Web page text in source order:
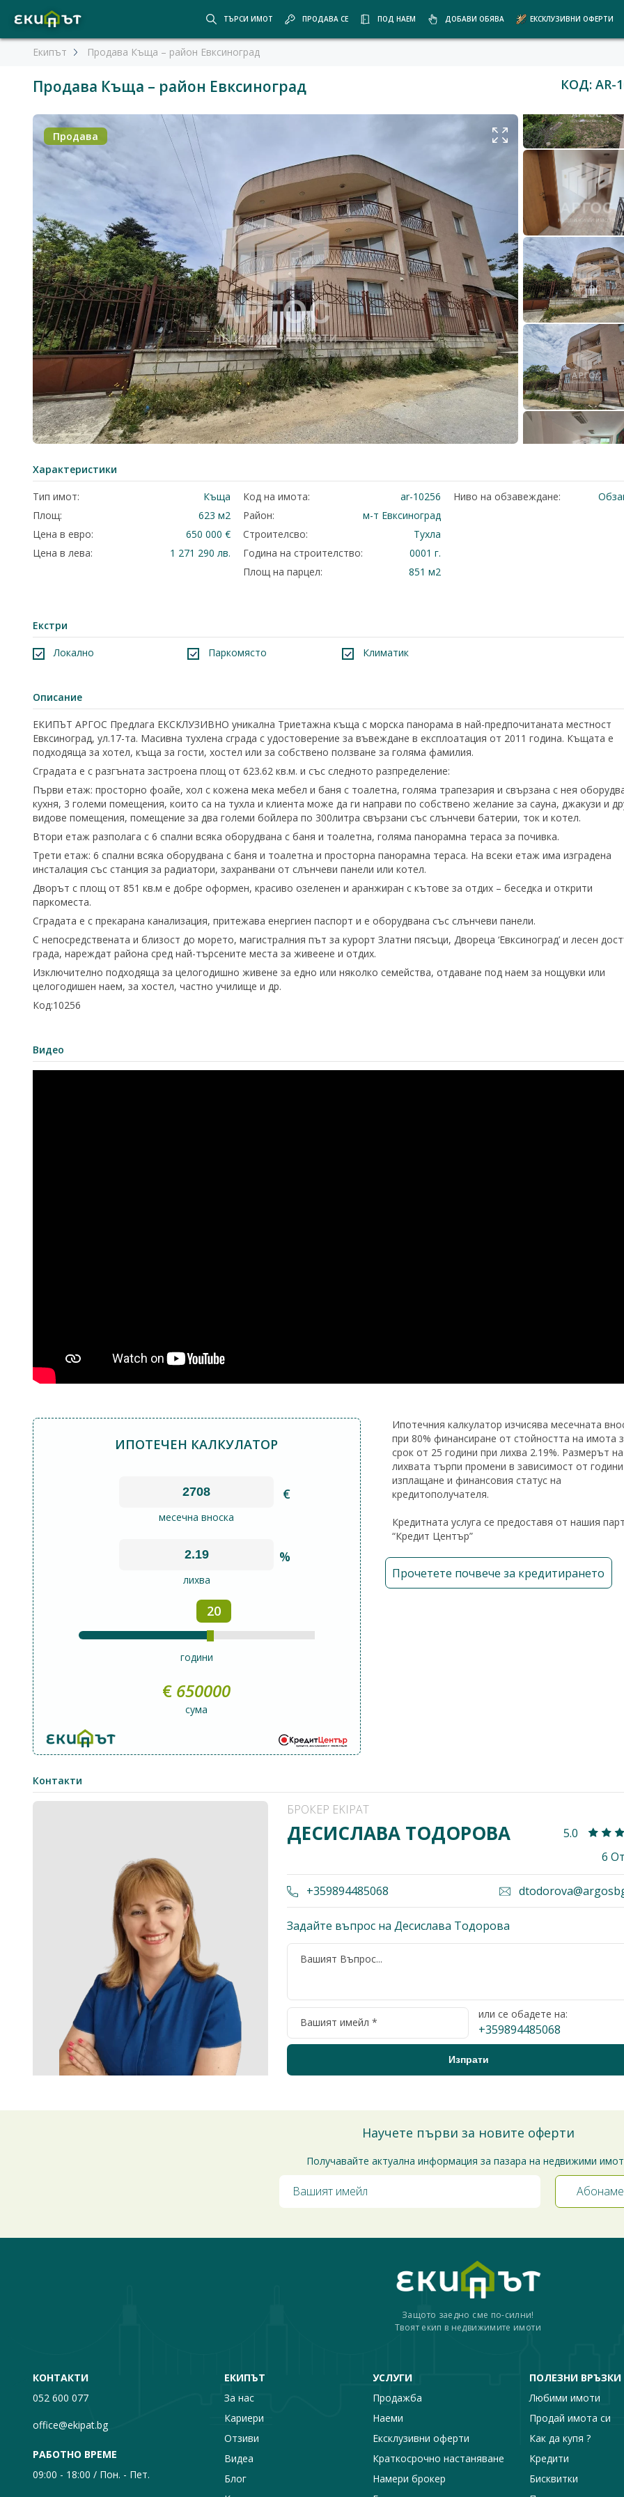
ТЪРСИ ИМОТ ПРОДАВА СЕ ПОД НАЕМ ДОБАВИ ОБЯВА ЕКСКЛУЗИВНИ ОФЕРТИ
Екипът Продава Къща – район Евксиноград
Продава Къща – район Евксиноград КОД: AR-
Продава
Характеристики
Тип имот:
Къща
Площ:
623 м2
Цена в евро:
650 000 €
Цена в лева:
1 271 290 лв.
Код на имота:
ar-10256
Район:
м-т Евксиноград
Строителсво:
Тухла
Година на строителство:
0001 г.
Площ на парцел:
851 м2
Ниво на обзавеждане:
Екстри
Локално Паркомясто Климатик
Описание
ЕКИПЪТ АРГОС Предлага ЕКСКЛУЗИВНО уникална Триетажна къща с морска панорама в най-предпочитаната местност
Евксиноград, ул.17-та. Масивна тухлена сграда с удостоверение за въвеждане в експлоатация от 2011 година. Къщата е
подходяща за хотел, къща за гости, хостел или за собствено ползване за голяма фамилия.
Сградата е с разгъната застроена площ от 623.62 кв.м. и със следното разпределение:
Първи етаж: просторно фоайе, хол с кожена мека мебел и баня с тоалетна, голяма трапезария и свързана с нея
кухня, 3 големи помещения, които са на тухла и клиента може да ги направи по собствено желание за сауна, джакузи и
видове помещения, помещение за два големи бойлера по 300литра свързани със слънчеви батерии, ток и котел.
Втори етаж разполага с 6 спални всяка оборудвана с баня и тоалетна, голяма панорамна тераса за почивка.
Трети етаж: 6 спални всяка оборудвана с баня и тоалетна и просторна панорамна тераса. На всеки етаж има изградена
инсталация със станция за радиатори, захранвани от слънчеви панели или котел.
Дворът с площ от 851 кв.м е добре оформен, красиво озеленен и аранжиран с кътове за отдих – беседка и открити
паркоместа.
Сградата е с прекарана канализация, притежава енергиен паспорт и е оборудвана със слънчеви панели.
С непосредствената и близост до морето, магистралния път за курорт Златни пясъци, Двореца ‘Евксиноград’ и лесен
града, нареждат района сред най-търсените места за живеене и отдих.
Изключително подходяща за целогодишно живене за едно или няколко семейства, отдаване под наем за нощувки или
целогодишен наем, за хостел, частно училище и др.
Код:10256
Видео
ИПОТЕЧЕН КАЛКУЛАТОР
€
месечна вноска
%
лихва
20
години
€ 650000
сума
Ипотечния калкулатор изчисява месечната
при 80% финансиране от стойността на имота
срок от 25 години при лихва 2.19%. Размерът на
лихвата търпи промени в зависимост от
изплащане и финансовия статус на
кредитополучателя.
Кредитната услуга се предоставя от нашия
“Кредит Център”
Прочетете почвече за кредитирането
Контакти
БРОКЕР EKIPAT
ДЕСИСЛАВА ТОДОРОВА
5.0
6
+359894485068
Задайте въпрос на Десислава Тодорова
или се обадете на:
+359894485068
Научете първи за новите оферти
Получавайте актуална информация за пазара на недвижими
Защото заедно сме по-силни!
Твоят екип в недвижимите имоти
КОНТАКТИ
052 600 077
office@ekipat.bg
РАБОТНО ВРЕМЕ
09:00 - 18:00 / Пон. - Пет.
ЕКИПЪТ
За нас
Кариери
Отзиви
Видеа
Блог
УСЛУГИ
Продажба
Наеми
Ексклузивни оферти
Краткосрочно настаняване
Намери брокер
ПОЛЕЗНИ ВРЪЗКИ
Любими имоти
Продай имота си
Как да купя ?
Кредити
Бисквитки